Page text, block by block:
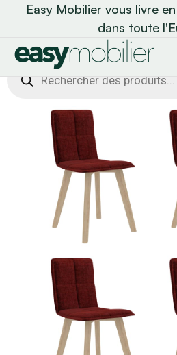
Easy Mobilier vous livre
dans toute
Recherche
de